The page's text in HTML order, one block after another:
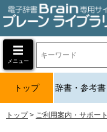
メニュー
トップ 辞書・参考書
トップ ご利用案内・サポート